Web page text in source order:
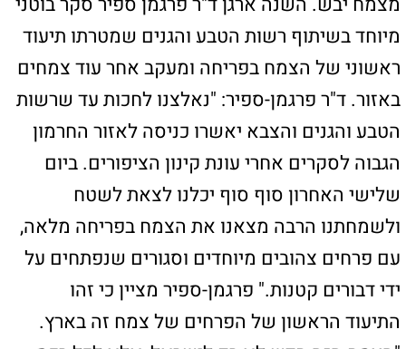
שמורת טבע הר חרמון הייתה סגורה לתקופה
ממושכת ועודנה נסגרת לפרקים, לאור קרבתה לקו